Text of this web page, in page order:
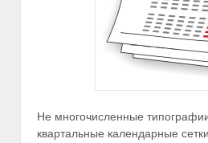
Не многочисленные
квартальные календарные